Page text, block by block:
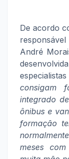
De acordo
André
consigam
integrado
ônibus e
formação
meses